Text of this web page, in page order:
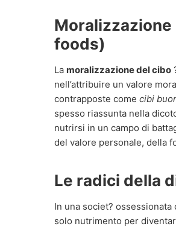
Moralizzazione
foods)
La moralizzazione del cibo
nell’attribuire un valore
contrapposte come cibi
spesso riassunta nella
nutrirsi in un campo di
del valore personale, della
Le radici della
In una societ?
solo nutrimento per